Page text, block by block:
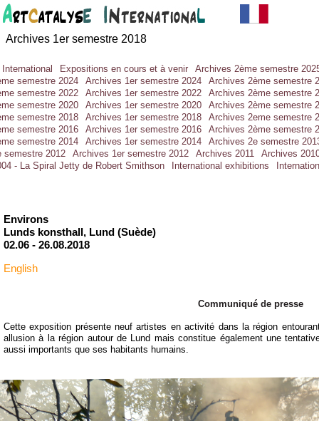
Environs
Lunds konsthall, Lund (Suède)
02.06 - 26.08.2018
Communiqué de presse
Cette exposition présente neuf artistes en activité dans la région
allusion à la région autour de Lund mais constitue également une
aussi importants que ses habitants humains.
English
Archives 1er semestre 2018
Expositions en cours et à venir
Archives 2ème semestre
semestre 2024
Archives 1er semestre 2024
Archives 2ème semestre
semestre 2022
Archives 1er semestre 2022
Archives 2ème semestre
semestre 2020
Archives 1er semestre 2020
Archives 2ème semestre
semestre 2018
Archives 1er semestre 2018
Archives 2eme semestre
semestre 2016
Archives 1er semestre 2016
Archives 2ème semestre
semestre 2014
Archives 1er semestre 2014
Archives 2e semestre
semestre 2012
Archives 1er semestre 2012 Archives 2011
Archives
- La Spiral Jetty de Robert Smithson
International exhibitions